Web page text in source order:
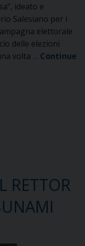
ideato e
Salesiano per i
elettorale
delle elezioni
volta … Continue
RETTOR